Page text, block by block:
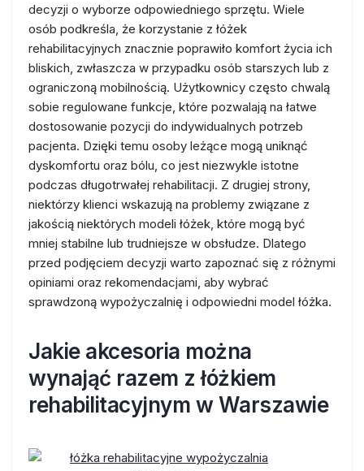
decyzji o wyborze odpowiedniego sprzętu. Wiele
osób podkreśla, że korzystanie z łóżek
rehabilitacyjnych znacznie poprawiło komfort życia ich
bliskich, zwłaszcza w przypadku osób starszych lub z
ograniczoną mobilnością. Użytkownicy często chwalą
sobie regulowane funkcje, które pozwalają na łatwe
dostosowanie pozycji do indywidualnych potrzeb
pacjenta. Dzięki temu osoby leżące mogą uniknąć
dyskomfortu oraz bólu, co jest niezwykle istotne
podczas długotrwałej rehabilitacji. Z drugiej strony,
niektórzy klienci wskazują na problemy związane z
jakością niektórych modeli łóżek, które mogą być
mniej stabilne lub trudniejsze w obsłudze. Dlatego
przed podjęciem decyzji warto zapoznać się z różnymi
opiniami oraz rekomendacjami, aby wybrać
sprawdzoną wypożyczalnię i odpowiedni model łóżka.
Jakie akcesoria można
wynająć razem z łóżkiem
rehabilitacyjnym w Warszawie